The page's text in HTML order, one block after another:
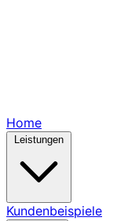
Home
Kundenbeispiele